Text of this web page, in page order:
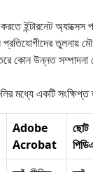
ইন্টারনেট
প্রতিযোগীদের তুলনায়
কোন উন্নত সম্পাদনা
মধ্যে একটি সংক্ষিপ্ত
Adobe
Acrobat
ছোট